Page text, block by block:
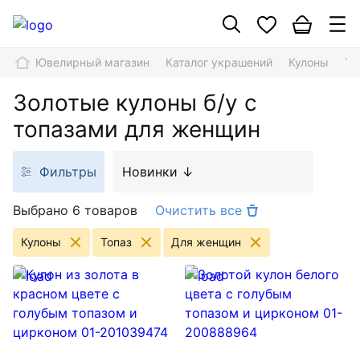
Ювелирный магазин Каталог украшений Кулоны
Золотые кулоны б/у с
топазами для женщин
Выбрано 6 товаров Очистить все
Кулоны Топаз Для женщин
Фильтры Новинки ↓